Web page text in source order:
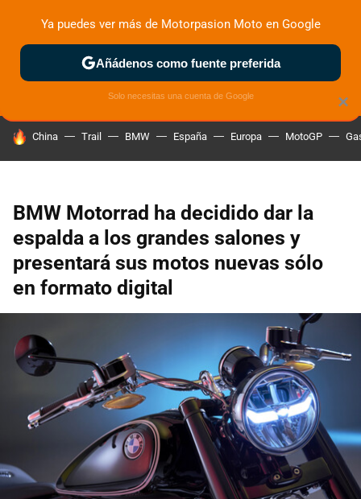
ZONA DE PRUEBAS DEPORTIVAS MOTOS ELÉCTRICAS
HOY SE HABLA DE
China Trail BMW España Europa MotoGP
BMW Motorrad ha decidido dar la
espalda a los grandes salones y
presentará sus motos nuevas sólo
en formato digital
×
Ya puedes ver más de Motorpasion Moto en Google
Añádenos como fuente preferida
Solo necesitas una cuenta de Google